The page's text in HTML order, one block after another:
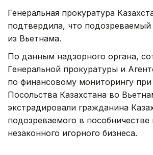
Генеральная прокуратура
подтвердила, что
из Вьетнама.
По данным надзорного органа,
Генеральной прокуратуры и
по финансовому мониторингу
Посольства Казахстана во
экстрадировали гражданина
подозреваемого в пособничестве
незаконного игорного бизнеса.